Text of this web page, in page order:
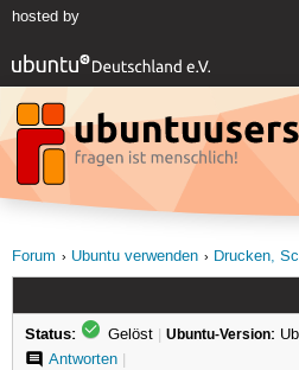
hosted by
Forum
Ubuntu verwenden Drucken,
Status: Gelöst | Ubuntu-Version:
Antworten|